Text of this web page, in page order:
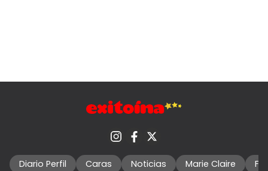
Diario Perfil Caras Noticias Marie Claire